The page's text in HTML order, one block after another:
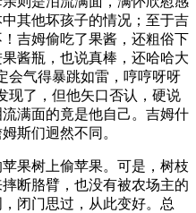
其他坏孩子的情况；至于吉
吉姆偷吃了果酱，还粗俗下
酱瓶，也说真棒，还哈哈大
会气得暴跳如雷，哼哼呀呀
现了，但他矢口否认，硬说
满面的竟是他自己。吉姆什
斯们迥然不同。
果树上偷苹果。可是，树枝
断胳臂，也没有被农场主的
闭门思过，从此变好。总